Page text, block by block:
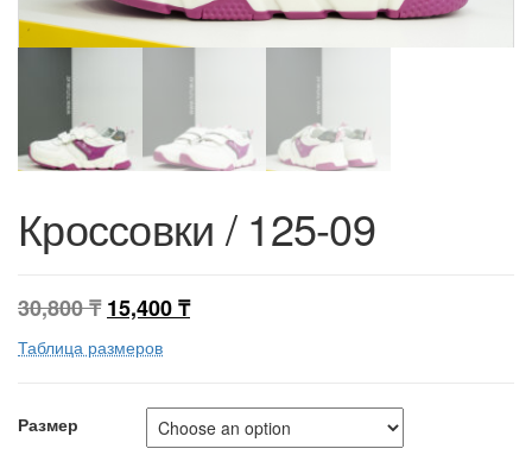
Кроссовки / 125-09
30,800₸ 15,400₸
Таблица размеров
Размер